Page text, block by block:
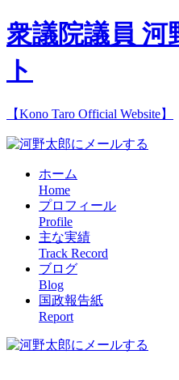
衆議院議員 河
ト
【Kono Taro Official Website】
ホーム
Home
プロフィール
Profile
主な実績
Track Record
ブログ
Blog
国政報告紙
Report